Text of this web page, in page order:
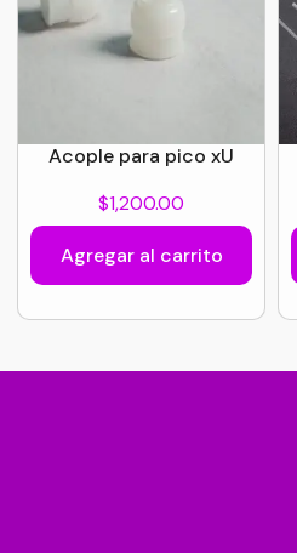
Acople para pico xU
$1,200.00
Agregar al carrito